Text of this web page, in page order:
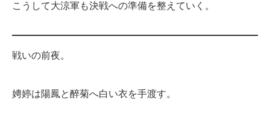
こうして大涼軍も決戦への準備を整えていく。
戦いの前夜。
娉婷は陽鳳と醉菊へ白い衣を手渡す。